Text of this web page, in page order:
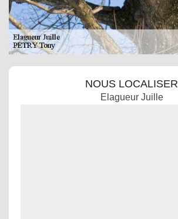
NOUS LOCALISER
Elagueur Juille